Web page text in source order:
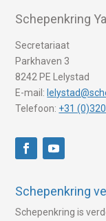
Schepenkring
Secretariaat
Parkhaven 3
8242 PE Lelystad
E-mail:
Telefoon: +31
Schepenkring
Schepenkring is